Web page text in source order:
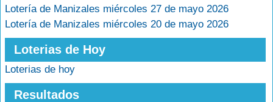
Lotería de Manizales miércoles 27 de mayo 2026
Lotería de Manizales miércoles 20 de mayo 2026
Loterias de Hoy
Loterias de hoy
Resultados